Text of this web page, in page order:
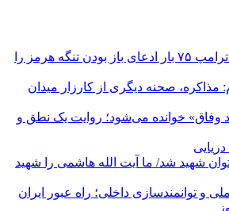
اسماعیل کوثری: ترامپ ۷۵ بار ادعای باز بودن تنگه هرمز را
مذاکره، صحنه دیگری از کارزار میدان
خوانده می‌شود؛ روایت یک نطق و
شهید شد/ ما آیت الله هاشمی را شهید
و توانمندسازی داخلی؛ راه عبور ایران